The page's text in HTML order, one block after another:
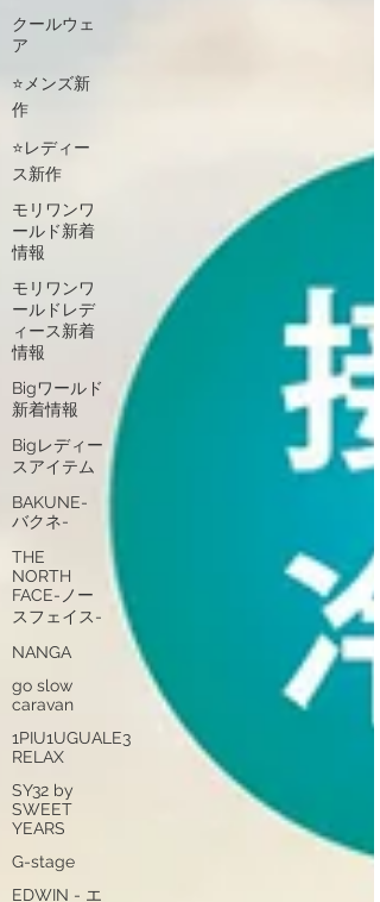
クールウェ
ア
⭐メンズ新
作
⭐レディー
ス新作
モリワンワ
ールド新着
情報
モリワンワ
ールドレデ
ィース新着
情報
Bigワールド
新着情報
Bigレディー
スアイテム
BAKUNE-
バクネ-
THE
NORTH
FACE-ノー
スフェイス-
NANGA
go slow
caravan
1PIU1UGUALE3
RELAX
SY32 by
SWEET
YEARS
G-stage
EDWIN - エ